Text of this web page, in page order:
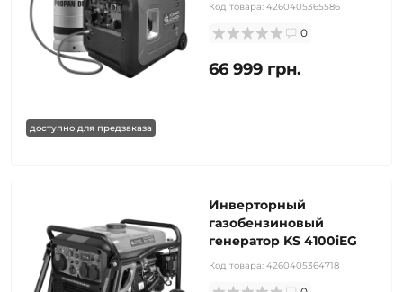
доступно для предзаказа
Код товара: 4260405365586
0
66 999 грн.
Инверторный
газобензиновый
генератор KS 4100iEG
Код товара: 4260405364718